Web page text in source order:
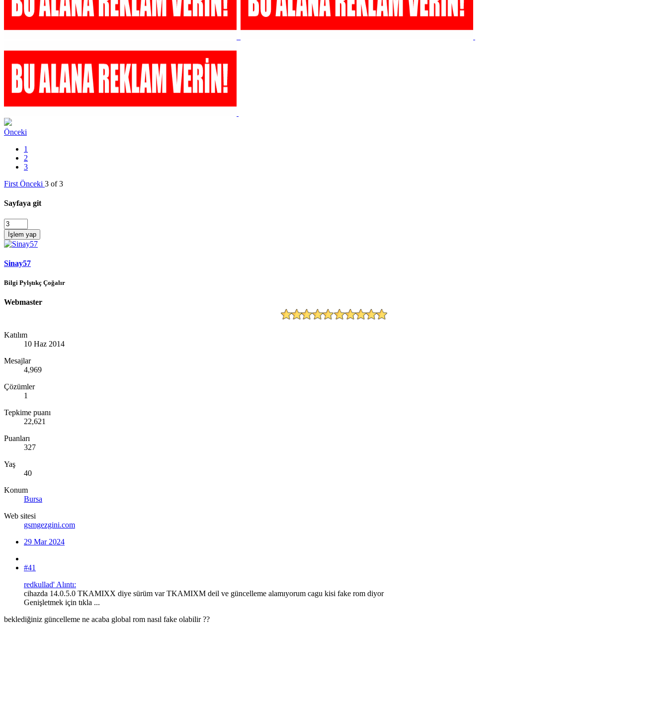
Önceki
1
2
3
First Önceki 3 of 3
Sayfaya git
İşlem yap
Sinay57
Bilgi Pylştıkç Çoğalır
Webmaster
Katılım
10 Haz 2014
Mesajlar
4,969
Çözümler
1
Tepkime puanı
22,621
Puanları
327
Yaş
40
Konum
Bursa
Web sitesi
gsmgezgini.com
29 Mar 2024
#41
redkullad' Alıntı:
cihazda 14.0.5.0 TKAMIXX diye sürüm var TKAMIXM deil ve güncelleme alamıyorum cagu kisi fake rom diyor
Genişletmek için tıkla ...
beklediğiniz güncelleme ne acaba global rom nasıl fake olabilir ??